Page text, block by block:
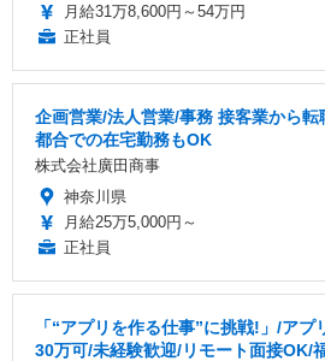
月給31万8,600円～54万円
正社員
企画営業/法人営業/事務 接客業から
都合での在宅勤務もOK
株式会社廣田商事
神奈川県
月給25万5,000円～
正社員
「“アプリを作る仕事”に挑戦!」/ア
30万可/未経験歓迎/リモート面接OK/